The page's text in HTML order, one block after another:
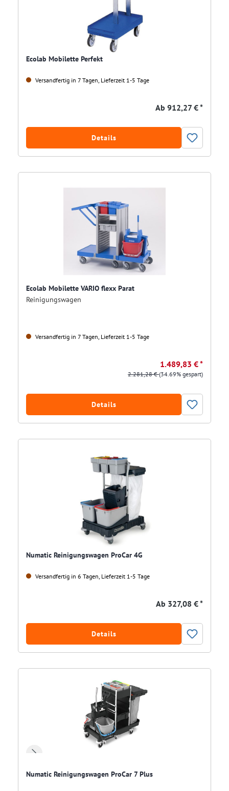
Ecolab Mobilette Perfekt
Versandfertig in 7 Tagen, Lieferzeit 1-5 Tage
Ab 912,27 € *
Details
Ecolab Mobilette VARIO flexx Parat
Reinigungswagen
Versandfertig in 7 Tagen, Lieferzeit 1-5 Tage
1.489,83 € *
2.281,28 €(34.69% gespart)
Details
Numatic Reinigungswagen ProCar 4G
Versandfertig in 6 Tagen, Lieferzeit 1-5 Tage
Ab 327,08 € *
Details
Numatic Reinigungswagen ProCar 7 Plus